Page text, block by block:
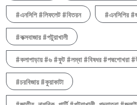
#এনসিপি #লিফলেট #বিতরন #এনসিপির
#কক্সবাজার #পটুয়াখালী
#কলাপাড়ায় #৬ #ফুট #লম্বা #বিষধর #পদ্মগোখরা
#চরবিজায় #কুয়াকাটা